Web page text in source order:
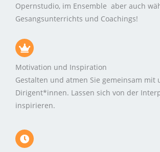
Opernstudio, im Ensemble aber auch
Gesangsunterrichts und Coachings!
Motivation und Inspiration
Gestalten und atmen Sie gemeinsam mit
Dirigent*innen. Lassen sich von der
inspirieren.